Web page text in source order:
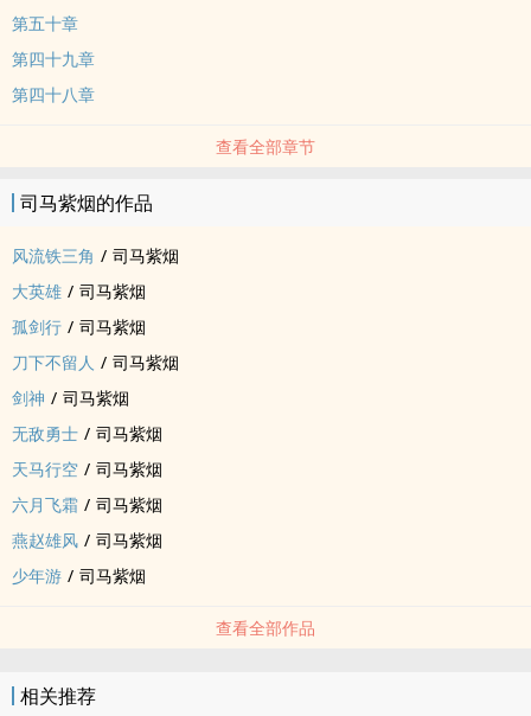
第五十章
第四十九章
第四十八章
查看全部章节
司马紫烟的作品
风流铁三角 / 司马紫烟
大英雄 / 司马紫烟
孤剑行 / 司马紫烟
刀下不留人 / 司马紫烟
剑神 / 司马紫烟
无敌勇士 / 司马紫烟
天马行空 / 司马紫烟
六月飞霜 / 司马紫烟
燕赵雄风 / 司马紫烟
少年游 / 司马紫烟
查看全部作品
相关推荐